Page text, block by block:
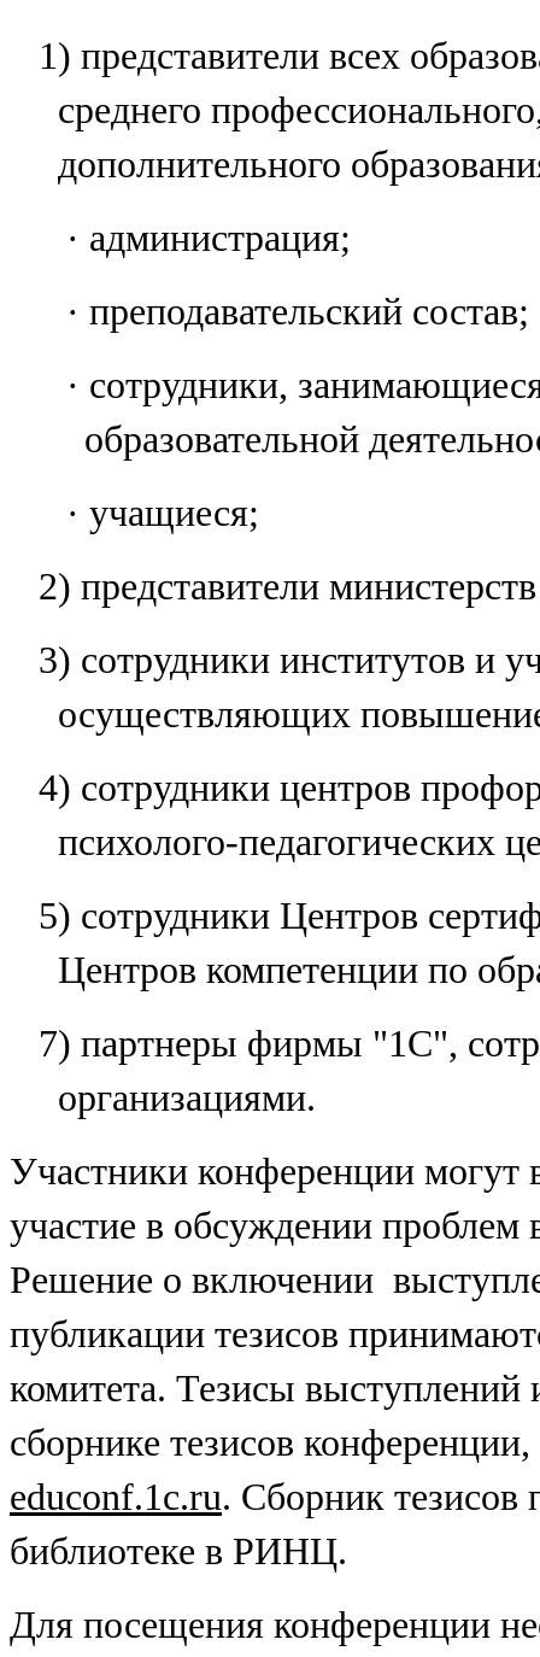
1) представители всех
среднего
дополнительного
· администрация;
· преподавательский состав;
· сотрудники,
образовательной
· учащиеся;
2) представители
3) сотрудники институтов и
осуществляющих
4) сотрудники центров
психолого-педагогических
5) сотрудники Центров
Центров компетенции по
7) партнеры фирмы "1С",
организациями.
Участники конференции могут
участие в обсуждении
Решение о включении
публикации тезисов
комитета. Тезисы выступлений
сборнике тезисов
educonf.1c.ru. Сборник тезисов
библиотеке в РИНЦ.
Для посещения конференции